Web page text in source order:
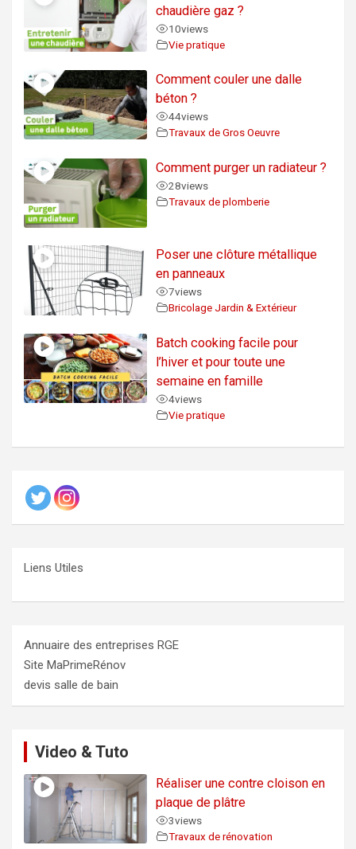
chaudière gaz ?
10views
Vie pratique
Comment couler une dalle
béton ?
44views
Travaux de Gros Oeuvre
Comment purger un radiateur ?
28views
Travaux de plomberie
Poser une clôture métallique
en panneaux
7views
Bricolage Jardin & Extérieur
Batch cooking facile pour
l’hiver et pour toute une
semaine en famille
4views
Vie pratique
Liens Utiles
Annuaire des entreprises RGE
Site MaPrimeRénov
devis salle de bain
Video & Tuto
Réaliser une contre cloison en
plaque de plâtre
3views
Travaux de rénovation